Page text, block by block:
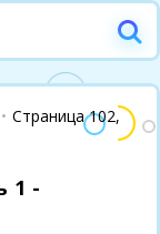
• Страница 102,
1 -